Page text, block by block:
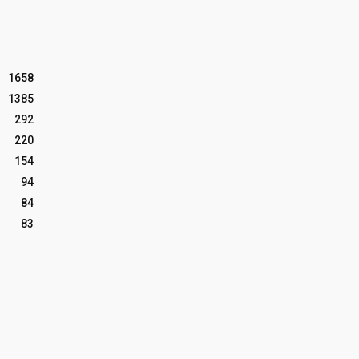
1658
1385
292
220
154
94
84
83